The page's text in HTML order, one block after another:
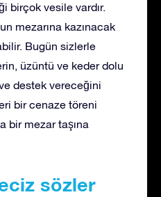
birçok vesile vardır.
mezarına kazınacak
Bugün sizlerle
üzüntü ve keder dolu
destek vereceğini
bir cenaze töreni
bir mezar taşına
sözler